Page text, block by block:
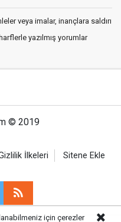
veya imalar, inançlara saldırı
yazılmış yorumlar
© 2019
İlkeleri Sitene Ekle
için çerezler